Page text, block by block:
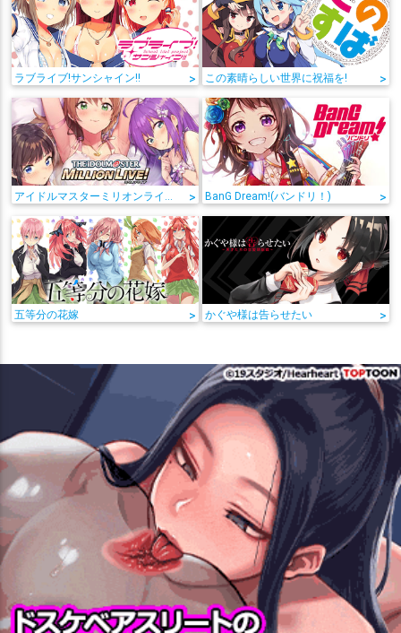
ラブライブ!サンシャイン!! > この素晴らしい世界に祝福を! >
アイドルマスターミリオンライブ! > BanG Dream!(バンドリ！) >
五等分の花嫁 > かぐや様は告らせたい >